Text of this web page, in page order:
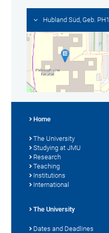
Hubland Süd, Geb. PH1
Home
The University
Studying at JMU
Research
Teaching
Institutions
International
The University
Dates and Deadlines